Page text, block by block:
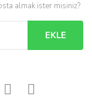
almak ister misiniz?
EKLE